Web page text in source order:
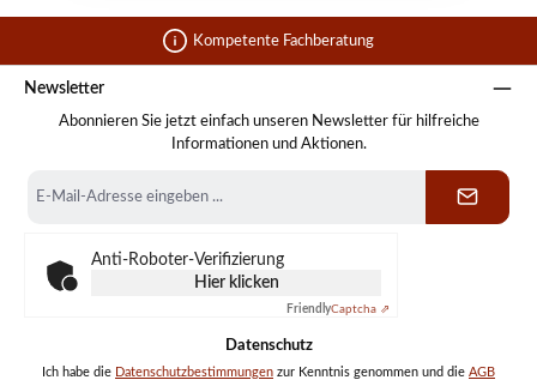
Kompetente Fachberatung
Newsletter
Abonnieren Sie jetzt einfach unseren Newsletter für hilfreiche
Informationen und Aktionen.
Mail-
Anti-Roboter-Verifizierung
Hier klicken
FriendlyCaptcha ⇗
Datenschutz
Ich habe die Datenschutzbestimmungen zur Kenntnis genommen und die AGB